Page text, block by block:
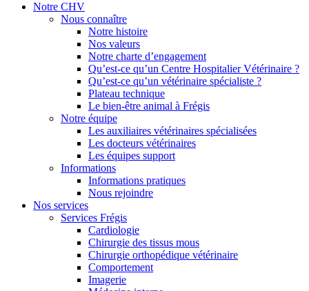
Notre CHV
Nous connaître
Notre histoire
Nos valeurs
Notre charte d’engagement
Qu’est-ce qu’un Centre Hospitalier Vétérinaire ?
Qu’est-ce qu’un vétérinaire spécialiste ?
Plateau technique
Le bien-être animal à Frégis
Notre équipe
Les auxiliaires vétérinaires spécialisées
Les docteurs vétérinaires
Les équipes support
Informations
Informations pratiques
Nous rejoindre
Nos services
Services Frégis
Cardiologie
Chirurgie des tissus mous
Chirurgie orthopédique vétérinaire
Comportement
Imagerie